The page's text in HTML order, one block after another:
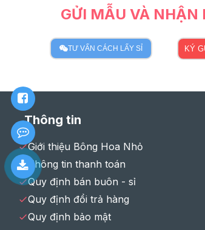
GỬI MẪU VÀ NHẬN
TƯ VẤN CÁCH LẤY SỈ KÝ
Thông tin
Giới thiệu Bông Hoa Nhỏ
Thông tin thanh toán
Quy định bán buôn - sỉ
Quy định đổi trả hàng
Quy định bảo mật